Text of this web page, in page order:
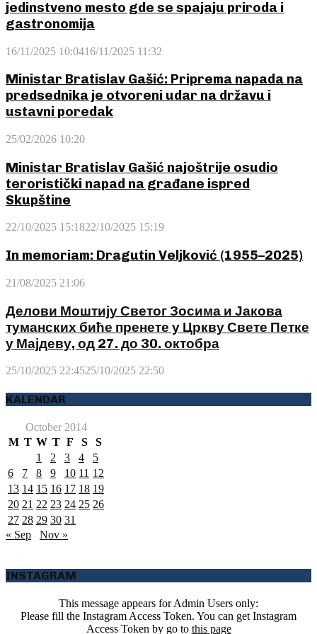
jedinstveno mesto gde se spajaju priroda i
gastronomija
16/11/2025 10:0416/11/2025 11:32
Ministar Bratislav Gašić: Priprema napada na
predsednika je otvoreni udar na državu i
ustavni poredak
25/02/2026 10:20
Ministar Bratislav Gašić najoštrije osudio
teroristički napad na građane ispred
Skupštine
22/10/2025 15:1822/10/2025 15:19
In memoriam: Dragutin Veljković (1955–2025)
21/08/2025 21:06
Делови Моштију Светог Зосима и Јакова
туманских биће пренете у Цркву Свете Петке
у Мајдеву, од 27. до 30. октобра
25/10/2025 22:4525/10/2025 22:50
KALENDAR
October 2014
M T W T F S
S
1
2 3 4
5
6
7 8 9 10 11 12
13 14 15 16 17 18 19
20 21 22 23 24 25 26
27 28 29 30 31
« Sep
Nov »
INSTAGRAM
This message appears for Admin Users only:
Please fill the Instagram Access Token. You can get Instagram
Access Token by go to this page